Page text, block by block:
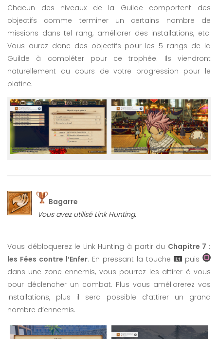
Chacun des niveaux de la Guilde comportent des
objectifs comme terminer un certains nombre de
missions dans tel rang, améliorer des installations, etc.
Vous aurez donc des objectifs pour les 5 rangs de la
Guilde à compléter pour ce trophée. Ils viendront
naturellement au cours de votre progression pour le
platine.
Bagarre
Vous avez utilisé Link Hunting.
Vous débloquerez le Link Hunting à partir du Chapitre 7 :
les Fées contre l’Enfer. En pressant la touche
puis
dans une zone ennemis, vous pourrez les attirer à vous
pour déclencher un combat. Plus vous améliorerez vos
installations, plus il sera possible d’attirer un grand
nombre d’ennemis.